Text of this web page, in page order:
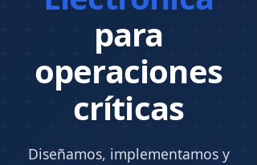
para
operaciones
críticas
Diseñamos, implementamos y